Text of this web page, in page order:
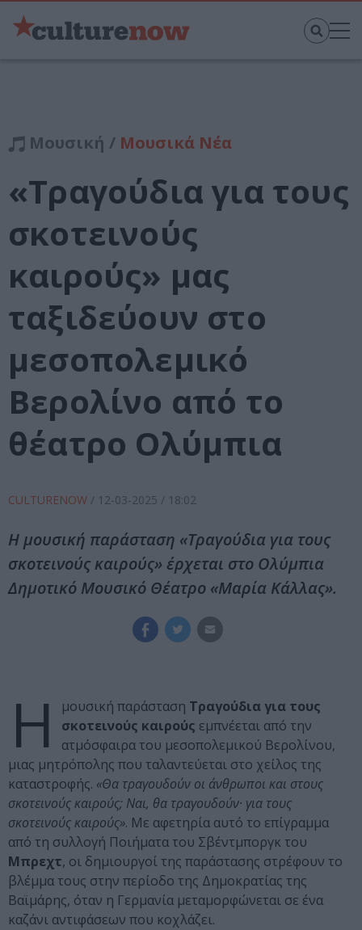
Μουσική / Μουσικά Νέα
«Τραγούδια για τους
σκοτεινούς
καιρούς» μας
ταξιδεύουν στο
μεσοπολεμικό
Βερολίνο από το
θέατρο Ολύμπια
CULTURENOW / 12-03-2025 / 18:02
Η μουσική παράσταση «Τραγούδια για τους
σκοτεινούς καιρούς» έρχεται στο Ολύμπια
Δημοτικό Μουσικό Θέατρο «Μαρία Κάλλας».
Η μουσική παράσταση Τραγούδια για τους
σκοτεινούς καιρούς εμπνέεται από την
ατμόσφαιρα του μεσοπολεμικού Βερολίνου,
μιας μητρόπολης που ταλαντεύεται στο χείλος της
καταστροφής. «Θα τραγουδούν οι άνθρωποι και στους
σκοτεινούς καιρούς; Ναι, θα τραγουδούν· για τους
σκοτεινούς καιρούς». Με αφετηρία αυτό το επίγραμμα
από τη συλλογή Ποιήματα του Σβέντμποργκ του
Μπρεχτ, οι δημιουργοί της παράστασης στρέφουν το
βλέμμα τους στην περίοδο της Δημοκρατίας της
Βαϊμάρης, όταν η Γερμανία μεταμορφώνεται σε ένα
καζάνι αντιφάσεων που κοχλάζει.